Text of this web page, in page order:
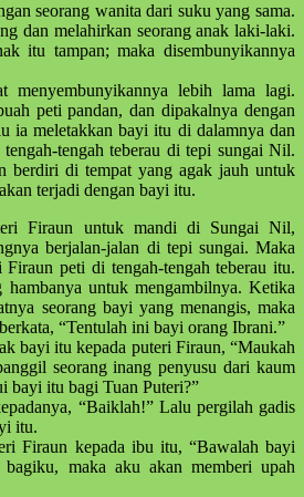
seorang wanita dari suku yang sama.
dan melahirkan seorang anak laki-laki.
itu tampan; maka disembunyikannya
menyembunyikannya lebih lama lagi.
peti pandan, dan dipakalnya dengan
ia meletakkan bayi itu di dalamnya dan
tengah teberau di tepi sungai Nil.
berdiri di tempat yang agak jauh untuk
terjadi dengan bayi itu.
Firaun untuk mandi di Sungai Nil,
berjalan-jalan di tepi sungai. Maka
peti di tengah-tengah teberau itu.
hambanya untuk mengambilnya. Ketika
seorang bayi yang menangis, maka
“Tentulah ini bayi orang Ibrani.”
bayi itu kepada puteri Firaun, “Maukah
seorang inang penyusu dari kaum
bayi itu bagi Tuan Puteri?”
“Baiklah!” Lalu pergilah gadis
itu.
Firaun kepada ibu itu, “Bawalah bayi
maka aku akan memberi upah